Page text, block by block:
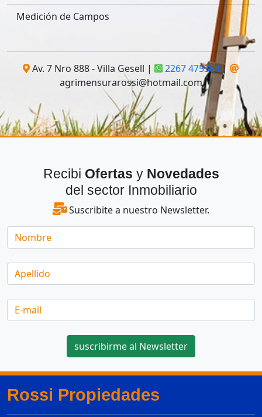
Medición de Campos
Av. 7 Nro 888 - Villa Gesell | 2267 475384|
agrimensurarossi@hotmail.com
Recibi Ofertas y Novedades
del sector Inmobiliario
Suscribite a nuestro Newsletter.
mail
suscribirme al Newsletter
Rossi Propiedades